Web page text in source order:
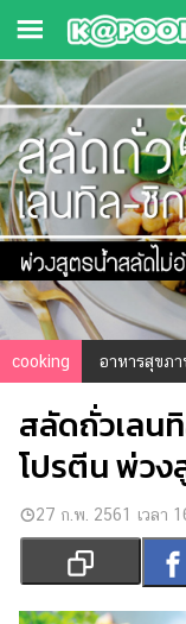
ข่าว-
ความ
รู้
ข่าว
ข่าว
บันเทิง
ตรวจ
หวย
ผล
บอล
สด
การ
เงิน
การ
ศึกษา
cooking อาหารสุขภ
สลัดถั่วเลน
โปรตีน พ่ว
27 ก.พ. 2561 เวลา